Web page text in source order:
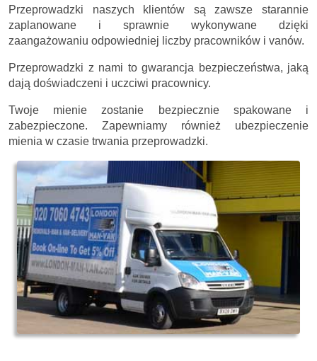
Przeprowadzki naszych klientów są zawsze starannie
zaplanowane i sprawnie wykonywane dzięki
zaangażowaniu odpowiedniej liczby pracowników i vanów.
Przeprowadzki z nami to gwarancja bezpieczeństwa, jaką
dają doświadczeni i uczciwi pracownicy.
Twoje mienie zostanie bezpiecznie spakowane i
zabezpieczone. Zapewniamy również ubezpieczenie
mienia w czasie trwania przeprowadzki.